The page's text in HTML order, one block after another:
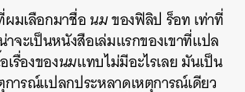
มเลือกมาชื่อนมของฟิลิป ร็อท เท่าที่
จะเป็นหนังสือเล่มแรกของเขาที่แปล
เรื่องของนมแทบไม่มีอะไรเลย มันเป็น
ารณ์แปลกประหลาดเหตุการณ์เดียว